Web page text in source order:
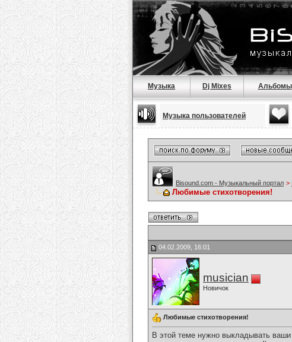
Музыка Dj Mixes Альбомы
Музыка пользователей
Bisound.com - Музыкальный портал >
Любимые стихотворения!
04.02.2009, 16:01
musician
Новичок
Любимые стихотворения!
В этой теме нужно выкладывать